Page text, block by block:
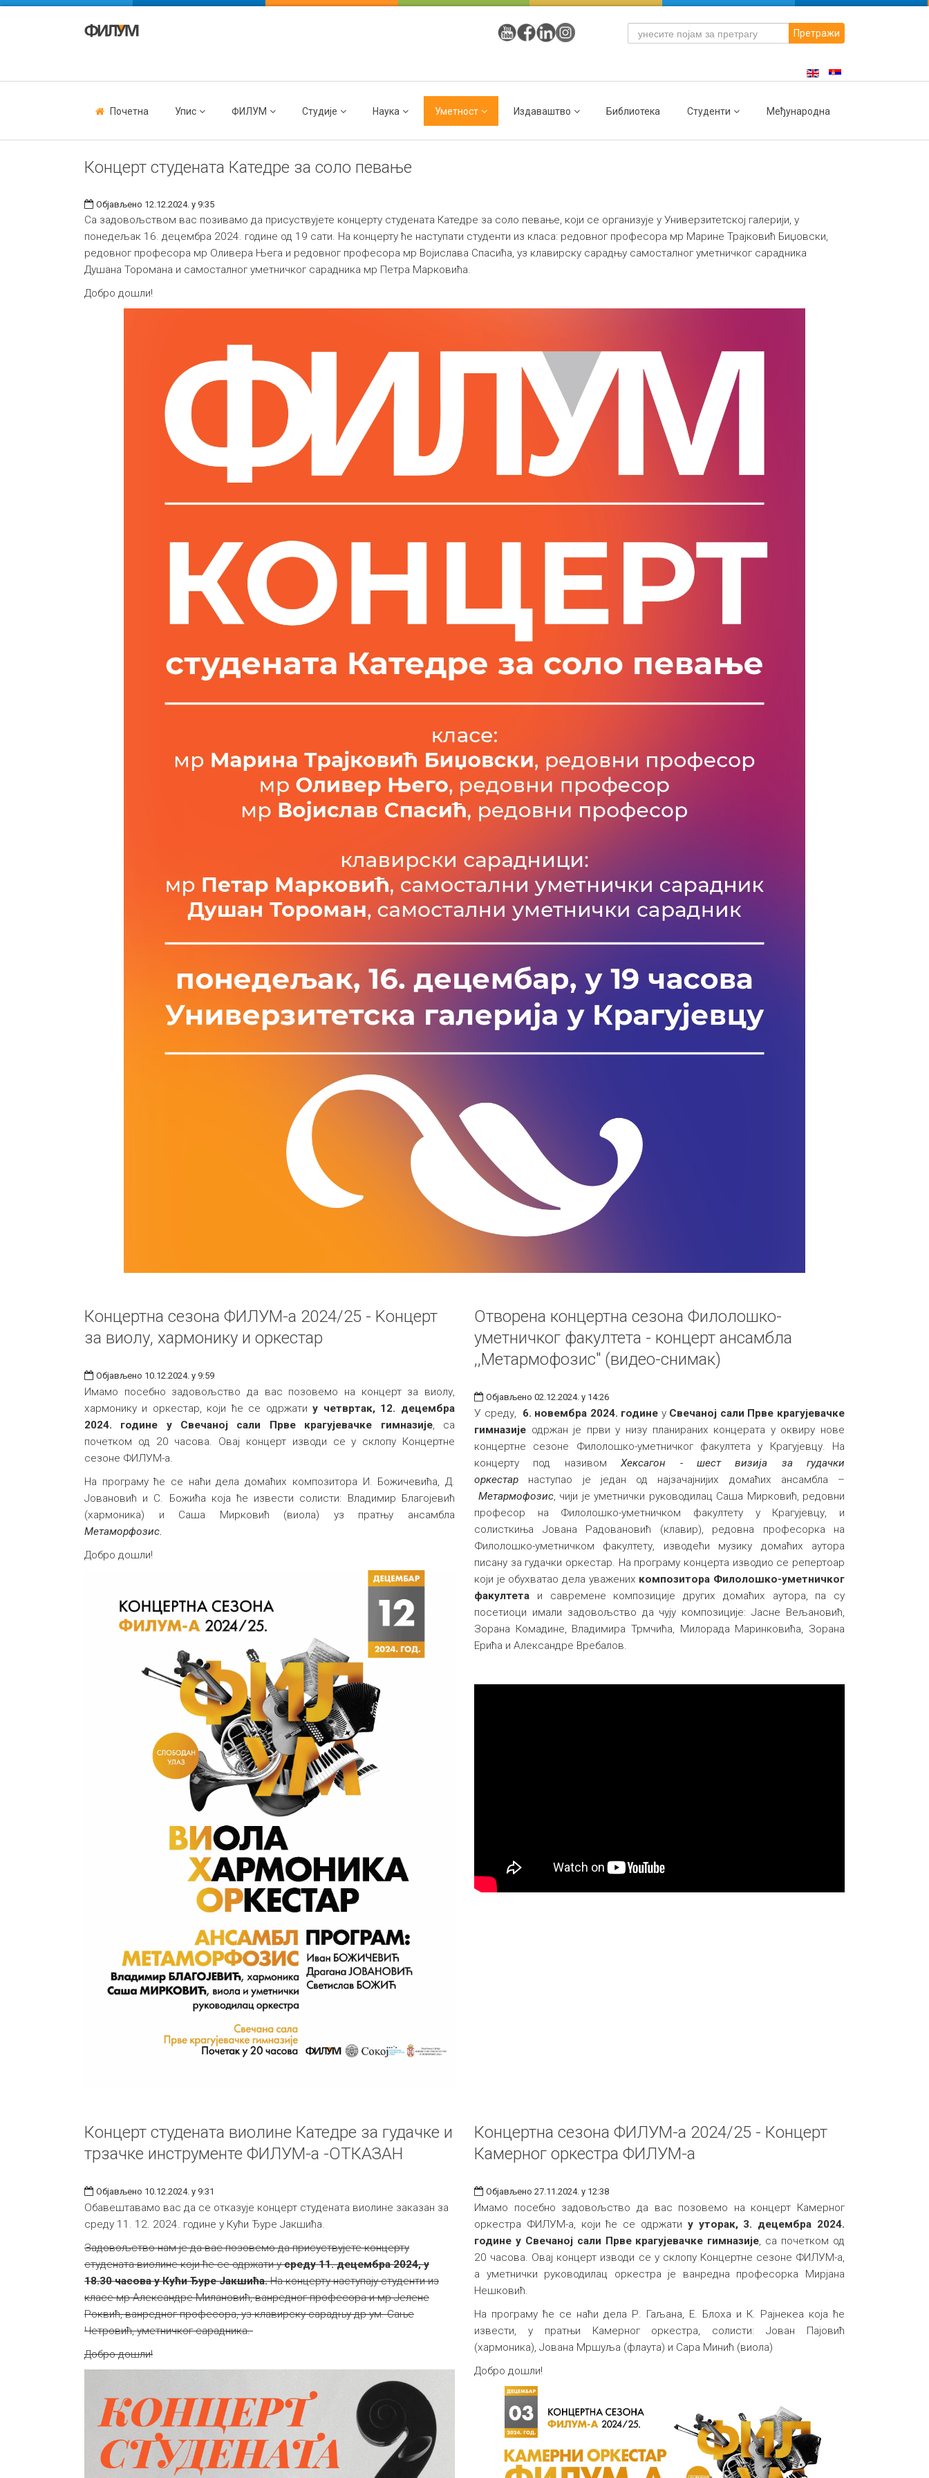
Претражи
Почетна Упис ФИЛУМ Студије Наука Уметност Издаваштво Библиотека Студенти Међународна
Концерт студената Катедре за соло певање
Објављено 12.12.2024. у 9:35
Са задовољством вас позивамо да присуствујете концерту студената Катедре за соло певање, који се организује у Универзитетској галерији, у
понедељак 16. децембра 2024. године од 19 сати. На концерту ће наступати студенти из класа: редовног професора мр Марине Трајковић Биџовски,
редовног професора мр Оливера Њега и редовног професора мр Војислава Спасића, уз клавирску сарадњу самосталног уметничког сарадника
Душана Торомана и самосталног уметничког сарадника мр Петра Марковића.
Добро дошли!
Концертна сезона ФИЛУМ-а 2024/25 - Kонцерт
за виолу, хармонику и оркестар
Објављено 10.12.2024. у 9:59
Имамо посебно задовољство да вас позовемо на концерт за виолу,
хармонику и оркестар, који ће се одржатиу четвртак, 12. децембра
2024. године у Свечаној сали Прве крагујевачке гимназије, са
почетком од 20 часова. Овај концерт изводи се у склопу Концертне
сезоне ФИЛУМ-а.
На програму ће се наћи дела домаћих композитора И. Божичевића, Д.
Јовановић и С. Божића која ће извести солисти: Владимир Благојевић
(хармоника) и Саша Мирковић (виола) уз пратњу ансамбла
Метаморфозис.
Добро дошли!
Отворена концертна сезона Филолошко-
уметничког факултета - концерт ансамбла
,,Метармофозис" (видео-снимак)
Објављено 02.12.2024. у 14:26
У среду, 6. новембра 2024. године у Свечаној сали Прве крагујевачке
гимназије одржан је први у низу планираних концерата у оквиру нове
концертне сезоне Филолошко-уметничког факултета у Крагујевцу. На
концерту под називомХексагон - шест визија за гудачки
оркестар наступао је један од најзачајнијих домаћих ансамбла –
Метармофозис, чији је уметнички руководилац Саша Мирковић, редовни
професор на Филолошко-уметничком факултету у Крагујевцу, и
солисткиња Јована Радовановић (клавир), редовна професорка на
Филолошко-уметничком факултету, изводећи музику домаћих аутора
писану за гудачки оркестар. На програму концерта изводио се репертоар
који је обухватао дела уважених композитора Филолошко-уметничког
факултета и савремене композиције других домаћих аутора, па су
посетиоци имали задовољство да чују композиције: Јасне Вељановић,
Зорана Комадине, Владимира Трмчића, Милорада Маринковића, Зорана
Ерића и Александре Вребалов.
Концерт студената виолине Катедре за гудачке и
трзачке инструменте ФИЛУМ-а -ОТКАЗАН
Објављено 10.12.2024. у 9:31
Обавештавамо вас да се отказује концерт студената виолине заказан за
среду 11. 12. 2024. године у Кући Ђуре Јакшића.
Задовољство нам је да вас позовемо да присуствујете концерту
студената виолине који ће се одржати усреду 11. децембра 2024, у
18.30 часова у Кући Ђуре Јакшића.На концерту наступају студенти из
класе мр Александре Милановић, ванредног професора и мр Јелене
Роквић, ванредног професора, уз клавирску сарадњу др ум. Сањe
Четровић, уметничког сарадника.
Добро дошли!
Концертна сезона ФИЛУМ-а 2024/25 - Концерт
Камерног оркестра ФИЛУМ-а
Објављено 27.11.2024. у 12:38
Имамо посебно задовољство да вас позовемо на концерт Камерног
оркестра ФИЛУМ-а, који ће се одржати у уторак, 3. децембра 2024.
године у Свечаној сали Прве крагујевачке гимназије, са почетком од
20 часова. Овај концерт изводи се у склопу Концертне сезоне ФИЛУМ-а,
а уметнички руководилац оркестра је ванредна професорка Мирјанa
Нешковић.
На програму ће се наћи дела Р. Гаљана, Е. Блоха и К. Рајнекеа која ће
извести, у пратњи Камерног оркестра, солисти: Јован Пајовић
(хармоника), Јована Мршуља (флаута) и Сара Минић (виола)
Добро дошли!